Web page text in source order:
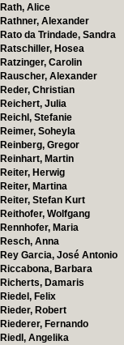
Rath, Alice
Rathner, Alexander
Rato da Trindade, Sandra
Ratschiller, Hosea
Ratzinger, Carolin
Rauscher, Alexander
Reder, Christian
Reichert, Julia
Reichl, Stefanie
Reimer, Soheyla
Reinberg, Gregor
Reinhart, Martin
Reiter, Herwig
Reiter, Martina
Reiter, Stefan Kurt
Reithofer, Wolfgang
Rennhofer, Maria
Resch, Anna
Rey Garcia, José Antonio
Riccabona, Barbara
Richerts, Damaris
Riedel, Felix
Rieder, Robert
Riederer, Fernando
Riedl, Angelika